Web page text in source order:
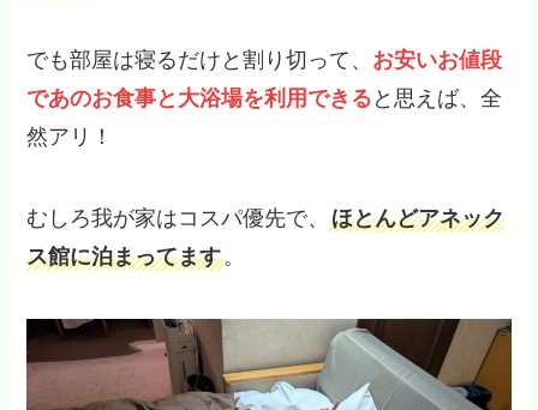
でも部屋は寝るだけと割り切って、 お安いお値段
であのお食事と大浴場を利用できる と思えば、全
然アリ！
むしろ我が家はコスパ優先で、ほとんどアネック
ス館に泊まってます。